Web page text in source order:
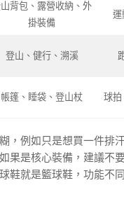
背包、露營收納、外
掛裝備
運
登山、健行、溯溪
帳篷、睡袋、登山杖 球拍
，例如只是想買一件排
果是核心裝備，建議不
鞋就是籃球鞋，功能不